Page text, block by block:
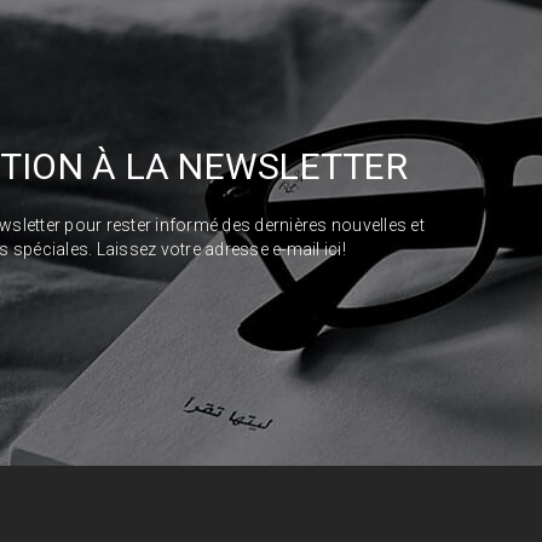
À LA NEWSLETTER
pour rester informé des dernières nouvelles et
spéciales. Laissez votre adresse e-mail ici!